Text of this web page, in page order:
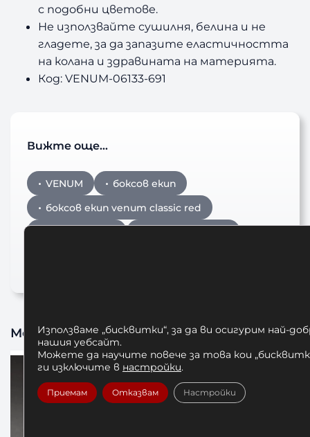
с подобни цветове.
Не използвайте сушилня, белина и не
гладете, за да запазите еластичността
на колана и здравината на материята.
Код: VENUM-06133-691
Вижте още…
VENUM
боксов екип
боксов екип venum classic red
Може да харесате също
Използваме „бисквитки“, за да ви осигурим най-
нашия уебсайт.
Можете да научите повече за това кои
ги изключите в настройки.
Приемам Отказвам Настройки